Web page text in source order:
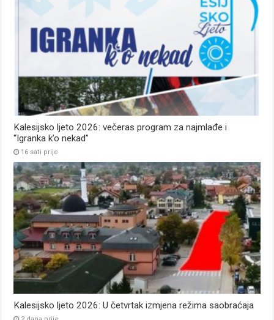
Kalesijsko ljeto 2026: večeras program za najmlađe i
“Igranka k’o nekad”
16 sati prije
Kalesijsko ljeto 2026: U četvrtak izmjena režima saobraćaja